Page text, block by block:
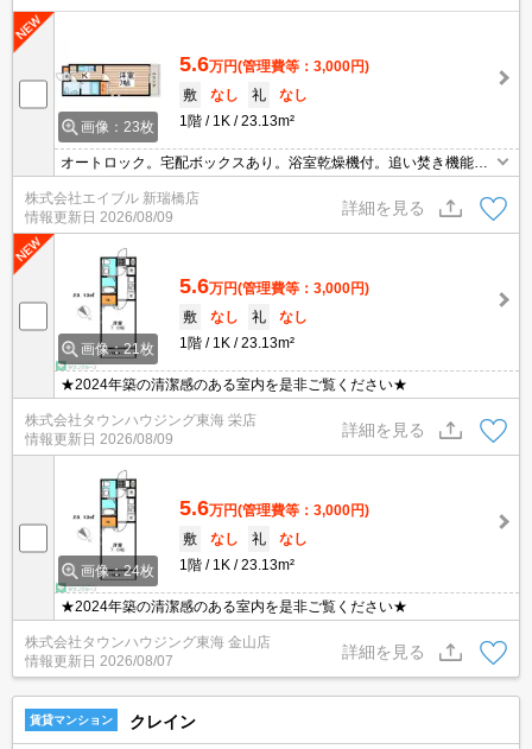
画像：23枚
5.6万円(管理費等：3,000円)
敷
なし 礼
なし
1階
1K 23.13m²
オートロック。宅配ボックスあり。浴室乾燥機付。追い焚き機能付
きバス。システムキッチン。インターネット無料。スーパーへ220
m。
株式会社エイブル 新瑞橋店
情報更新日 2026/08/09
詳細を見る
画像：21枚
5.6万円(管理費等：3,000円)
敷
なし 礼
なし
1階
1K 23.13m²
★2024年築の清潔感のある室内を是非ご覧ください★
株式会社タウンハウジング東海 栄店
情報更新日 2026/08/09
詳細を見る
画像：24枚
5.6万円(管理費等：3,000円)
敷
なし 礼
なし
1階
1K 23.13m²
★2024年築の清潔感のある室内を是非ご覧ください★
株式会社タウンハウジング東海 金山店
情報更新日 2026/08/07
詳細を見る
賃貸マンション クレイン